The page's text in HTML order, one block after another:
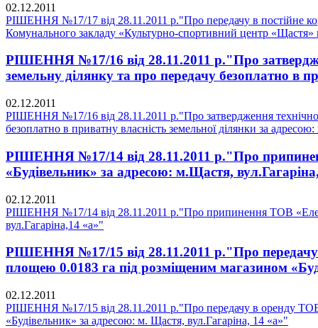
02.12.2011
РІШЕННЯ №17/17 від 28.11.2011 р."Про передачу в постійне
Комунального закладу «Культурно-спортивний центр «Щастя»
РІШЕННЯ №17/16 від 28.11.2011 р."Про
земельну ділянку та про передачу безоплатно в
02.12.2011
РІШЕННЯ №17/16 від 28.11.2011 р."Про затвердження
безоплатно в приватну власність земельної ділянки за
РІШЕННЯ №17/14 від 28.11.2011 р."Про
«Будівельник» за адресою: м.Щастя,
02.12.2011
РІШЕННЯ №17/14 від 28.11.2011 р."Про припинення ТОВ
вул.Гагаріна,14 «а»"
РІШЕННЯ №17/15 від 28.11.2011 р."Про передачу
площею 0.0183 га під розміщеним магазином
02.12.2011
РІШЕННЯ №17/15 від 28.11.2011 р."Про передачу в оренду ТОВ
«Будівельник» за адресою: м. Щастя, вул.Гагаріна, 14 «а»"